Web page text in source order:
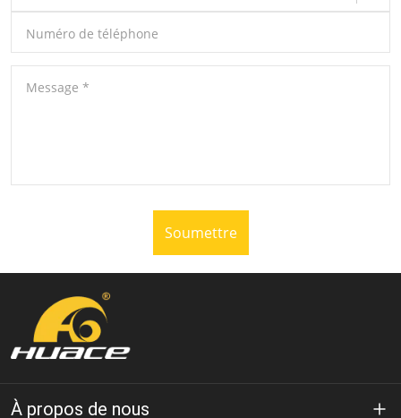
Numéro de téléphone
Message *
Soumettre
À propos de nous